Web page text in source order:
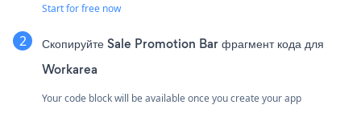
Start for free now
Скопируйте Sale Promotion Bar фрагмент кода для
Workarea
Your code block will be available once you create your app